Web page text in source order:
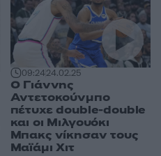
09:2424.02.25
Ο Γιάννης
Αντετοκούνμπο
πέτυχε double-double
και οι Μιλγουόκι
Μπακς νίκησαν τους
Μαϊάμι Χιτ